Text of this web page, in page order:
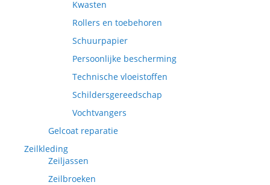
Kwasten
Rollers en toebehoren
Schuurpapier
Persoonlijke bescherming
Technische vloeistoffen
Schildersgereedschap
Vochtvangers
Gelcoat reparatie
Zeilkleding
Zeiljassen
Zeilbroeken